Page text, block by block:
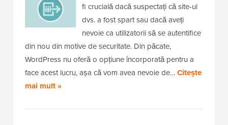
fi crucială dacă suspectați că site-ul
dvs. a fost spart sau dacă aveți
nevoie ca utilizatorii să se autentifice
din nou din motive de securitate. Din păcate,
WordPress nu oferă o opțiune încorporată pentru a
face acest lucru, așa că vom avea nevoie de…Citește
mai mult »